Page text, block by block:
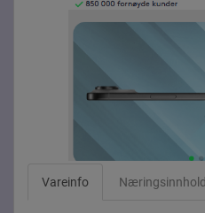
Vareinfo Næringsinnhold